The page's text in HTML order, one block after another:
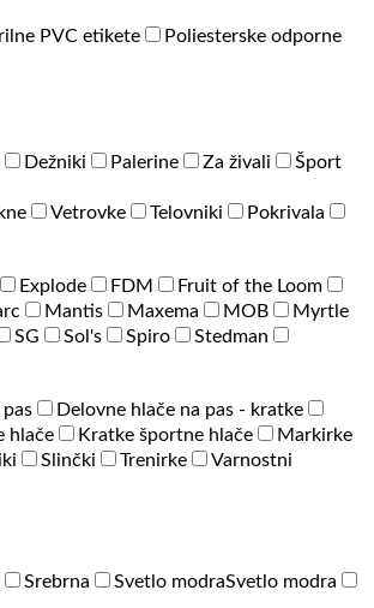
PVC etikete
Poliesterske odporne
Dežniki Palerine Za živali
Šport
Vetrovke Telovniki
Pokrivala
Explode FDM
Fruit of the Loom
Mantis Maxema MOB
Myrtle
SG Sol's Spiro
Stedman
Delovne hlače na pas - kratke
hlače Kratke športne hlače
Markirke
Slinčki Trenirke
Varnostni
Srebrna Svetlo modraSvetlo modra